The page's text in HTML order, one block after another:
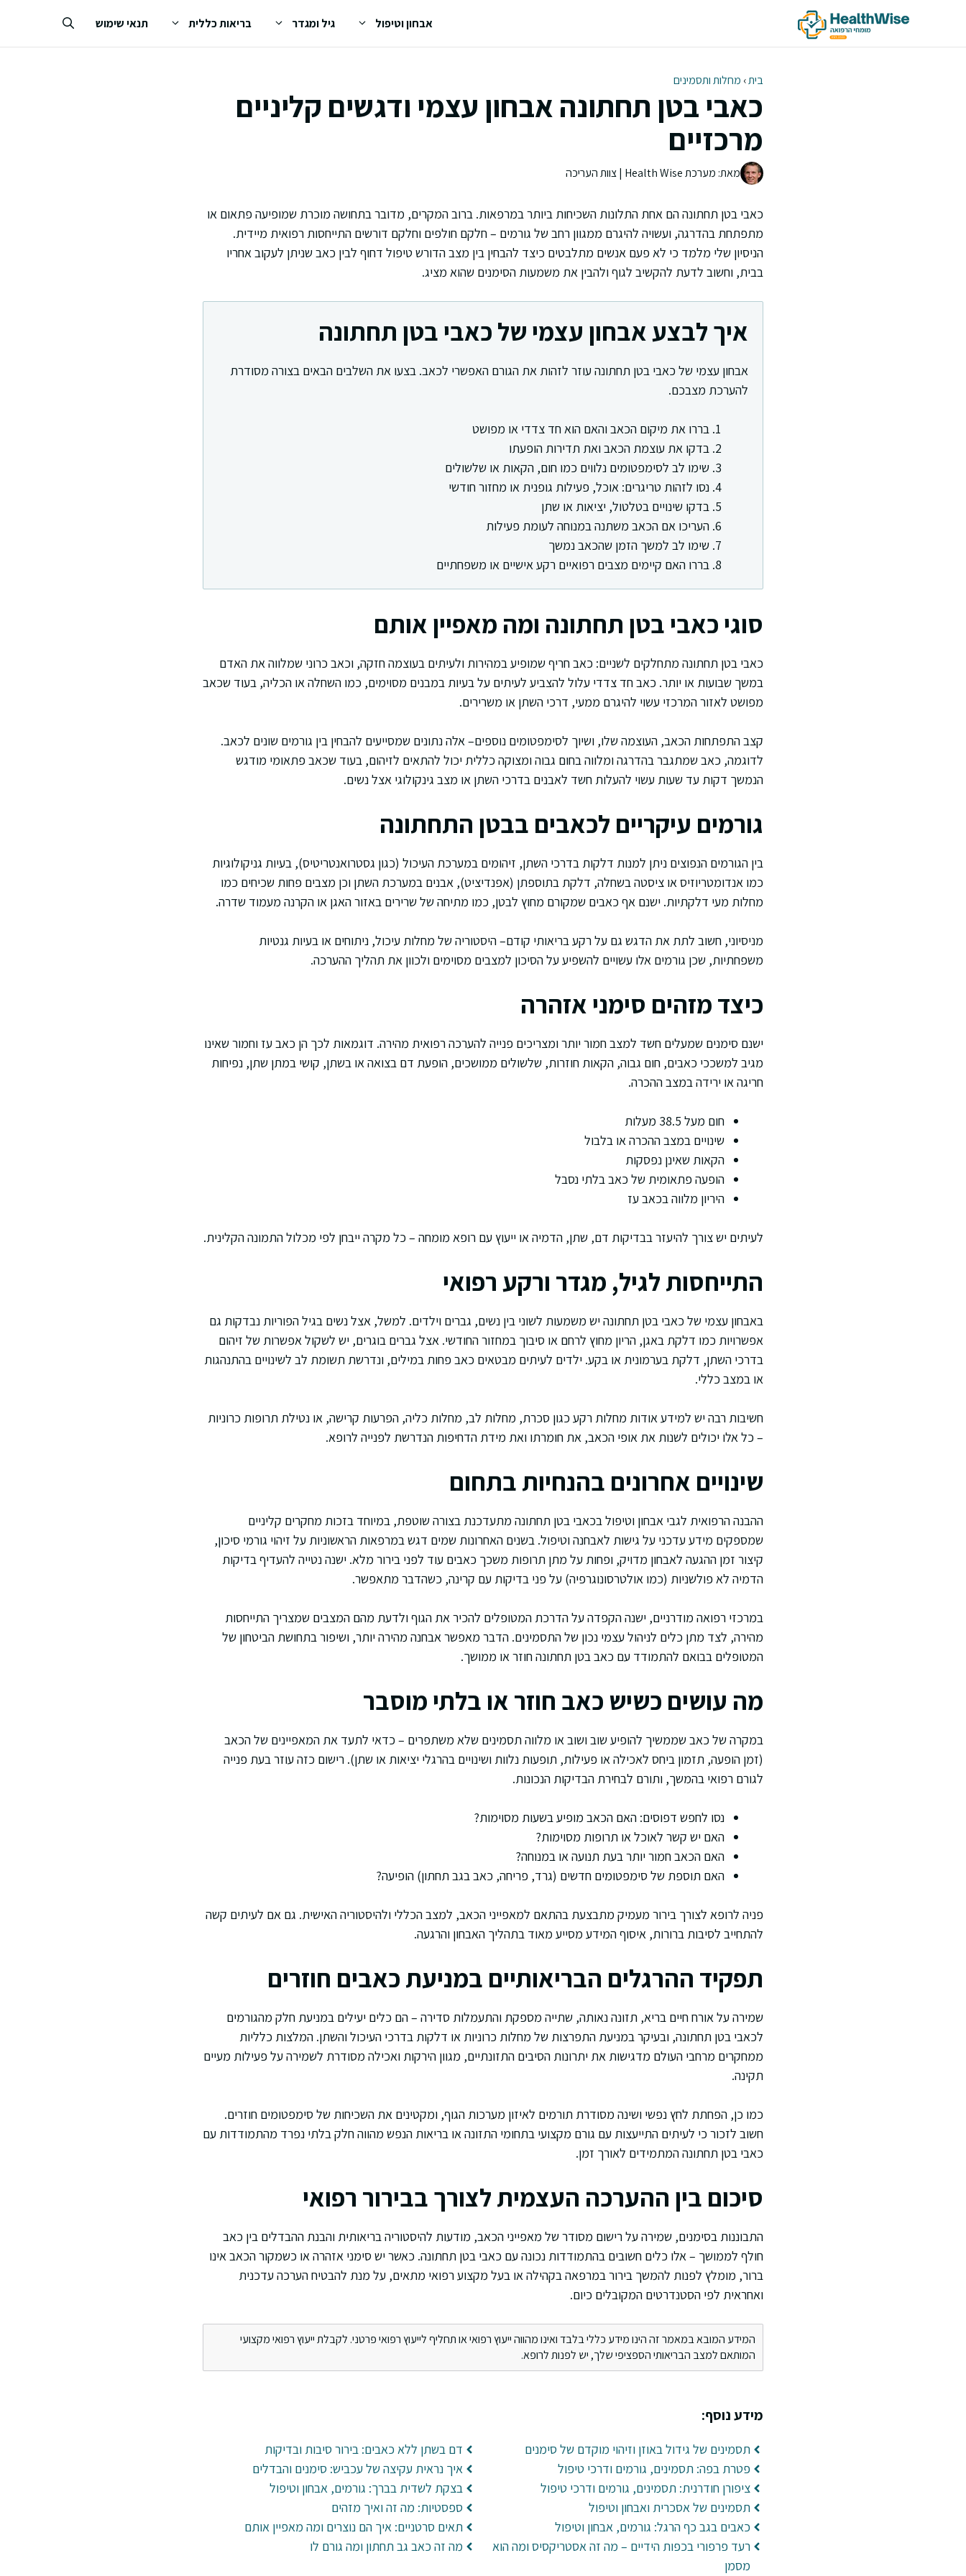
אבחון וטיפול גיל ומגדר בריאות כללית תנאי שימוש
בית› מחלות ותסמינים
כאבי בטן תחתונה אבחון עצמי ודגשים קליניים
מרכזיים
מאת: מערכת Health Wise | צוות העריכה
כאבי בטן תחתונה הם אחת התלונות השכיחות ביותר במרפאות. ברוב המקרים, מדובר בתחושה מוכרת שמופיעה פתאום או
מתפתחת בהדרגה, ועשויה להיגרם ממגוון רחב של גורמים – חלקם חולפים וחלקם דורשים התייחסות רפואית מיידית.
הניסיון שלי מלמד כי לא פעם אנשים מתלבטים כיצד להבחין בין מצב הדורש טיפול דחוף לבין כאב שניתן לעקוב אחריו
בבית, וחשוב לדעת להקשיב לגוף ולהבין את משמעות הסימנים שהוא מציג.
איך לבצע אבחון עצמי של כאבי בטן תחתונה
אבחון עצמי של כאבי בטן תחתונה עוזר לזהות את הגורם האפשרי לכאב. בצעו את השלבים הבאים בצורה מסודרת
להערכת מצבכם.
בררו את מיקום הכאב והאם הוא חד צדדי או מפושט
בדקו את עוצמת הכאב ואת תדירות הופעתו
שימו לב לסימפטומים נלווים כמו חום, הקאות או שלשולים
נסו לזהות טריגרים: אוכל, פעילות גופנית או מחזור חודשי
בדקו שינויים בטלטול, יציאות או שתן
העריכו אם הכאב משתנה במנוחה לעומת פעילות
שימו לב למשך הזמן שהכאב נמשך
בררו האם קיימים מצבים רפואיים רקע אישיים או משפחתיים
סוגי כאבי בטן תחתונה ומה מאפיין אותם
כאבי בטן תחתונה מתחלקים לשניים: כאב חריף שמופיע במהירות ולעיתים בעוצמה חזקה, וכאב כרוני שמלווה את האדם
במשך שבועות או יותר. כאב חד צדדי עלול להצביע לעיתים על בעיות במבנים מסוימים, כמו השחלה או הכליה, בעוד שכאב
מפושט לאזור המרכזי עשוי להיגרם ממעי, דרכי השתן או משרירים.
קצב התפתחות הכאב, העוצמה שלו, ושיוך לסימפטומים נוספים– אלה נתונים שמסייעים להבחין בין גורמים שונים לכאב.
לדוגמה, כאב שמתגבר בהדרגה ומלווה בחום גבוה ומצוקה כללית יכול להתאים לזיהום, בעוד שכאב פתאומי מודגש
הנמשך דקות עד שעות עשוי להעלות חשד לאבנים בדרכי השתן או מצב גינקולוגי אצל נשים.
גורמים עיקריים לכאבים בבטן התחתונה
בין הגורמים הנפוצים ניתן למנות דלקות בדרכי השתן, זיהומים במערכת העיכול (כגון גסטרואנטריטיס), בעיות גניקולוגיות
כמו אנדומטריוזיס או ציסטה בשחלה, דלקת בתוספתן (אפנדיציט), אבנים במערכת השתן וכן מצבים פחות שכיחים כמו
מחלות מעי דלקתיות. ישנם אף כאבים שמקורם מחוץ לבטן, כמו מתיחה של שרירים באזור האגן או הקרנה מעמוד שדרה.
מניסיוני, חשוב לתת את הדגש גם על רקע בריאותי קודם– היסטוריה של מחלות עיכול, ניתוחים או בעיות גנטיות
משפחתיות, שכן גורמים אלו עשויים להשפיע על הסיכון למצבים מסוימים ולכוון את תהליך ההערכה.
כיצד מזהים סימני אזהרה
ישנם סימנים שמעלים חשד למצב חמור יותר ומצריכים פנייה להערכה רפואית מהירה. דוגמאות לכך הן כאב עז וחמור שאינו
מגיב למשככי כאבים, חום גבוה, הקאות חוזרות, שלשולים ממושכים, הופעת דם בצואה או בשתן, קושי במתן שתן, נפיחות
חריגה או ירידה במצב ההכרה.
חום מעל 38.5 מעלות
שינויים במצב ההכרה או בלבול
הקאות שאינן נפסקות
הופעה פתאומית של כאב בלתי נסבל
היריון מלווה בכאב עז
לעיתים יש צורך להיעזר בבדיקות דם, שתן, הדמיה או ייעוץ עם רופא מומחה – כל מקרה ייבחן לפי מכלול התמונה הקלינית.
התייחסות לגיל, מגדר ורקע רפואי
באבחון עצמי של כאבי בטן תחתונה יש משמעות לשוני בין נשים, גברים וילדים. למשל, אצל נשים בגיל הפוריות נבדקות גם
אפשרויות כמו דלקת באגן, הריון מחוץ לרחם או סיבוך במחזור החודשי. אצל גברים בוגרים, יש לשקול אפשרות של זיהום
בדרכי השתן, דלקת בערמונית או בקע. ילדים לעיתים מבטאים כאב פחות במילים, ונדרשת תשומת לב לשינויים בהתנהגות
או במצב כללי.
חשיבות רבה יש למידע אודות מחלות רקע כגון סכרת, מחלות לב, מחלות כליה, הפרעות קרישה, או נטילת תרופות כרוניות
– כל אלו יכולים לשנות את אופי הכאב, את חומרתו ואת מידת הדחיפות הנדרשת לפנייה לרופא.
שינויים אחרונים בהנחיות בתחום
ההבנה הרפואית לגבי אבחון וטיפול בכאבי בטן תחתונה מתעדכנת בצורה שוטפת, במיוחד בזכות מחקרים קליניים
שמספקים מידע עדכני על גישות לאבחנה וטיפול. בשנים האחרונות שמים דגש במרפאות הראשוניות על זיהוי גורמי סיכון,
קיצור זמן ההגעה לאבחון מדויק, ופחות על מתן תרופות משכך כאבים עוד לפני בירור מלא. ישנה נטייה להעדיף בדיקות
הדמיה לא פולשניות (כמו אולטרסונוגרפיה) על פני בדיקות עם קרינה, כשהדבר מתאפשר.
במרכזי רפואה מודרניים, ישנה הקפדה על הדרכת המטופלים להכיר את הגוף ולדעת מהם המצבים שמצריך התייחסות
מהירה, לצד מתן כלים לניהול עצמי נכון של התסמינים. הדבר מאפשר אבחנה מהירה יותר, ושיפור בתחושת הביטחון של
המטופלים בבואם להתמודד עם כאב בטן תחתונה חוזר או ממושך.
מה עושים כשיש כאב חוזר או בלתי מוסבר
במקרה של כאב שממשיך להופיע שוב ושוב או מלווה תסמינים שלא משתפרים – כדאי לתעד את המאפיינים של הכאב
(זמן הופעה, תזמון ביחס לאכילה או פעילות, תופעות נלוות ושינויים בהרגלי יציאות או שתן). רישום כזה עוזר בעת פנייה
לגורם רפואי בהמשך, ותורם לבחירת הבדיקות הנכונות.
נסו לחפש דפוסים: האם הכאב מופיע בשעות מסוימות?
האם יש קשר לאוכל או תרופות מסוימות?
האם הכאב חמור יותר בעת תנועה או במנוחה?
האם תוספת של סימפטומים חדשים (גרד, פריחה, כאב בגב תחתון) הופיעה?
פניה לרופא לצורך בירור מעמיק מתבצעת בהתאם למאפייני הכאב, למצב הכללי ולהיסטוריה האישית. גם אם לעיתים קשה
להתחייב לסיבות ברורות, איסוף המידע מסייע מאוד בתהליך האבחון והרגעה.
תפקיד ההרגלים הבריאותיים במניעת כאבים חוזרים
שמירה על אורח חיים בריא, תזונה נאותה, שתייה מספקת והתעמלות סדירה – הם כלים יעילים במניעת חלק מהגורמים
לכאבי בטן תחתונה, ובעיקר במניעת התפרצות של מחלות כרוניות או דלקות בדרכי העיכול והשתן. המלצות כלליות
ממחקרים מרחבי העולם מדגישות את יתרונות הסיבים התזונתיים, מגוון הירקות ואכילה מסודרת לשמירה על פעילות מעיים
תקינה.
כמו כן, הפחתת לחץ נפשי ושינה מסודרת תורמים לאיזון מערכות הגוף, ומקטינים את השכיחות של סימפטומים חוזרים.
חשוב לזכור כי לעיתים התייעצות עם גורם מקצועי בתחומי התזונה או בריאות הנפש מהווה חלק בלתי נפרד מהתמודדות עם
כאבי בטן תחתונה המתמידים לאורך זמן.
סיכום בין ההערכה העצמית לצורך בבירור רפואי
התבוננות בסימנים, שמירה על רישום מסודר של מאפייני הכאב, מודעות להיסטוריה בריאותית והבנת ההבדלים בין כאב
חולף לממושך – אלו כלים חשובים בהתמודדות נכונה עם כאבי בטן תחתונה. כאשר יש סימני אזהרה או כשמקור הכאב אינו
ברור, מומלץ לפנות להמשך בירור במרפאה בקהילה או בעל מקצוע רפואי מתאים, על מנת להבטיח הערכה עדכנית
ואחראית לפי הסטנדרטים המקובלים כיום.
המידע המובא במאמר זה הינו מידע כללי בלבד ואינו מהווה ייעוץ רפואי או תחליף לייעוץ רפואי פרטני. לקבלת ייעוץ רפואי מקצועי
המותאם למצב הבריאותי הספציפי שלך, יש לפנות לרופא.
מידע נוסף:
תסמינים של גידול באוזן וזיהוי מוקדם של סימנים
דם בשתן ללא כאבים: בירור סיבות ובדיקות
פטרת בפה: תסמינים, גורמים ודרכי טיפול
איך נראית עקיצה של עכביש: סימנים והבדלים
ציפורן חודרנית: תסמינים, גורמים ודרכי טיפול
בצקת לשדית בברך: גורמים, אבחון וטיפול
תסמינים של אסכרית ואבחון וטיפול
ספסטיות: מה זה ואיך מזהים
כאבים בגב כף הרגל: גורמים, אבחון וטיפול
תאים סרטניים: איך הם נוצרים ומה מאפיין אותם
רעד פרפורי בכפות הידיים – מה זה אסטריקסיס ומה הוא
מסמן
מה זה כאב גב תחתון ומה גורם לו